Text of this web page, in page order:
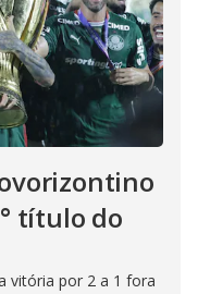
título do
vitória por 2 a 1 fora